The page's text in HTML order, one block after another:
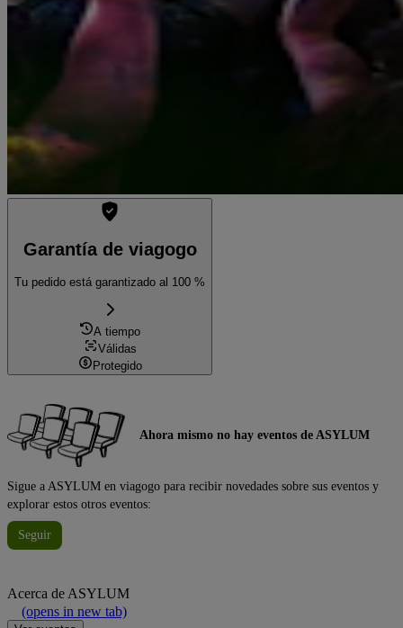
Garantía de viagogo
Tu pedido está garantizado al 100 %
A tiempo
Válidas
Protegido
Ahora mismo no hay eventos de ASYLUM
Sigue a ASYLUM en viagogo para recibir novedades sobre sus eventos y
explorar estos otros eventos:
Seguir
Acerca de ASYLUM
(opens in new tab)